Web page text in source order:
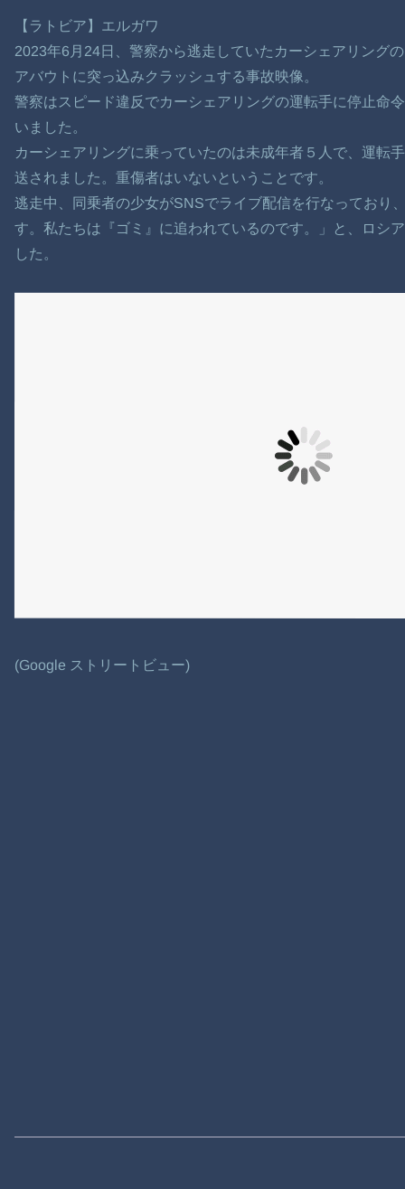
【ラトビア】エルガワ
2023年6月24日、警察から逃走していたカーシェアリング
アバウトに突っ込みクラッシュする事故映像。
警察はスピード違反でカーシェアリングの運転手に停止命
いました。
カーシェアリングに乗っていたのは未成年者５人で、運転
送されました。重傷者はいないということです。
逃走中、同乗者の少女がSNSでライブ配信を行なっており
す。私たちは『ゴミ』に追われているのです。」と、ロシ
した。
(Google ストリートビュー)